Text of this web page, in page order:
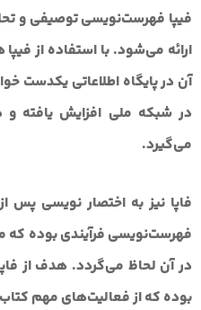
فیپا فهرست‌نویسی توصیفی و
ارائه می‌شود. با استفاده از
آن در پایگاه اطلاعاتی یکدست
در شبکه ملی افزایش یافته و
می‌گیرد.
فاپا نیز به اختصار نویسی پس
فهرست‌نویسی فرآیندی بوده
در آن لحاظ می‌گردد. هدف از
بوده که از فعالیت‌های مهم